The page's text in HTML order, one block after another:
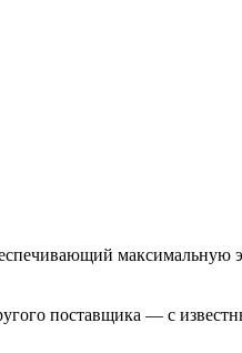
максимальную
поставщика — с